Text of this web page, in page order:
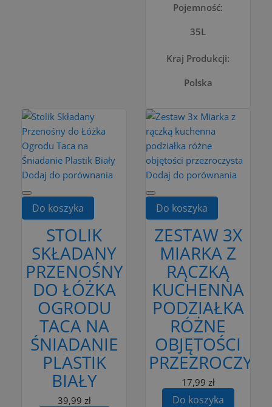
Pojemność:
35L
Kraj Produkcji:
Polska
Dodaj do porównania
Do koszyka
STOLIK
SKŁADANY
PRZENOŚNY
DO ŁÓŻKA
OGRODU
TACA NA
ŚNIADANIE
PLASTIK
BIAŁY
39,99 zł
Dodaj do porównania
Do koszyka
ZESTAW 3X
MIARKA Z
RĄCZKĄ
KUCHENNA
PODZIAŁKA
RÓŻNE
OBJĘTOŚCI
17,99 zł
Do koszyka